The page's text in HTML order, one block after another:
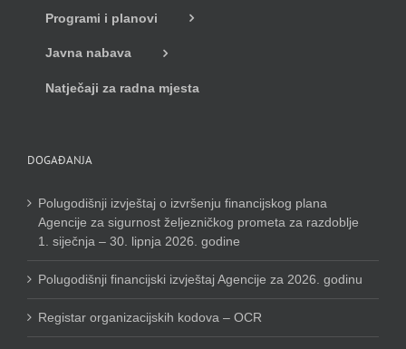
Programi i planovi
Javna nabava
Natječaji za radna mjesta
DOGAĐANJA
Polugodišnji izvještaj o izvršenju financijskog plana
Agencije za sigurnost željezničkog prometa za razdoblje
1. siječnja – 30. lipnja 2026. godine
Polugodišnji financijski izvještaj Agencije za 2026. godinu
Registar organizacijskih kodova – OCR